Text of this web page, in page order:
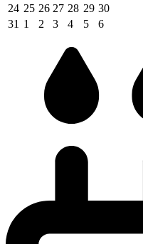
24 25 26 27 28 29 30
31 1 2 3 4 5 6